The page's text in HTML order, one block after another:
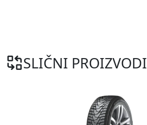
SLIČNI PROIZVODI